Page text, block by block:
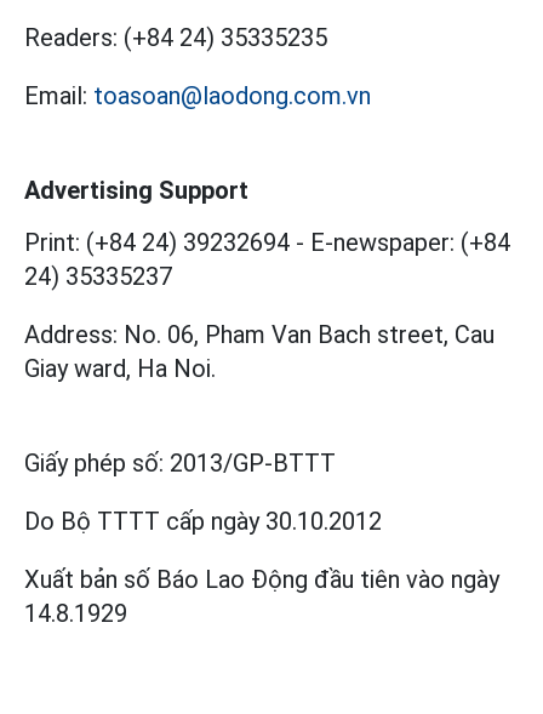
Readers: (+84 24) 35335235
Email: toasoan@laodong.com.vn
Advertising Support
Print: (+84 24) 39232694 - E-newspaper: (+84
24) 35335237
Address: No. 06, Pham Van Bach street, Cau
Giay ward, Ha Noi.
Giấy phép số: 2013/GP-BTTT
Do Bộ TTTT cấp ngày 30.10.2012
Xuất bản số Báo Lao Động đầu tiên vào ngày
14.8.1929